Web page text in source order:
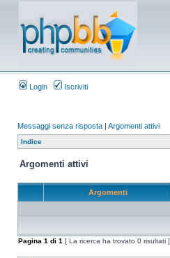
Login Iscriviti
Messaggi senza risposta | Argomenti attivi
Indice
Argomenti attivi
Argomenti
Pagina 1 di 1 [ La ricerca ha trovato 0 risultati ]